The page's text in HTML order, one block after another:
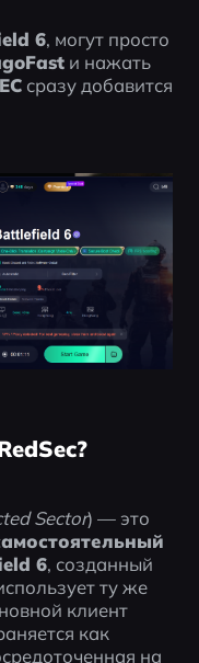
6, могут просто
и нажать
сразу добавится
Sector) — это
6, созданный
ту же
клиент
как